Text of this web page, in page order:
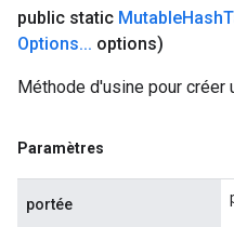
public static MutableHash
Options... options)
Méthode d'usine pour créer
Paramètres
portée